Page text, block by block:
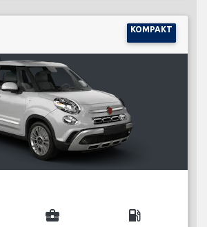
KOMPAKT
business_center local_gas_station